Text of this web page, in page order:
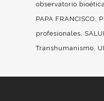
observatorio
PAPA FRANCISCO
profesionales
Transhumanismo